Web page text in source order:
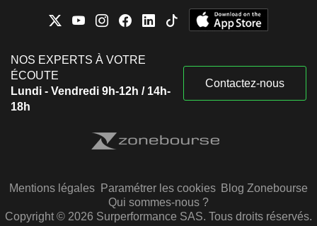
NOS EXPERTS À VOTRE
ÉCOUTE
Lundi - Vendredi 9h-12h / 14h-
18h
Contactez-nous
Mentions légales Paramétrer les cookies Blog Zonebourse
Qui sommes-nous ?
Copyright © 2026 Surperformance SAS. Tous droits réservés.